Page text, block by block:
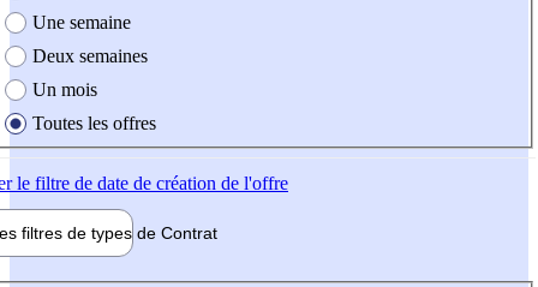
Une semaine
Deux semaines
Un mois
Toutes les offres
le filtre de date de création de l'offre
filtres de types de Contrat